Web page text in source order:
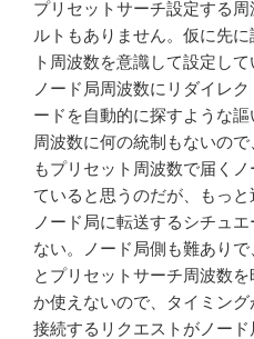
プリセットサーチ設定する
ルトもありません。仮に先
ト周波数を意識して設定し
ノード局周波数にリダイレ
ードを自動的に探すような
周波数に何の統制もないの
もプリセット周波数で届く
ていると思うのだが、もっ
ノード局に転送するシチュ
ない。ノード局側も難あり
とプリセットサーチ周波数
か使えないので、タイミン
接続するリクエストがノー